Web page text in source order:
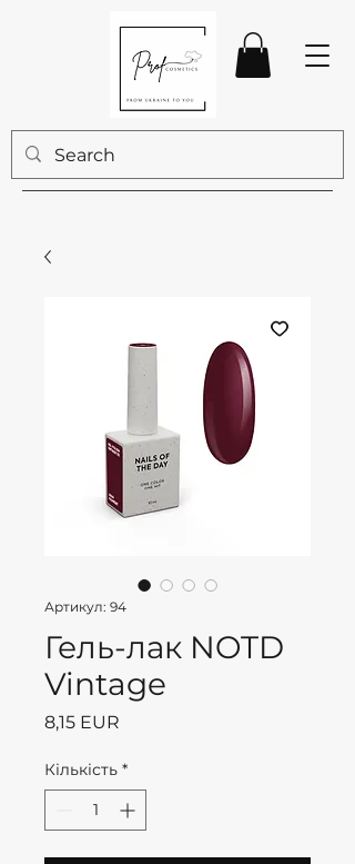
Артикул: 94
Гель-лак NOTD
Vintage
8,15 EUR
Кількість *